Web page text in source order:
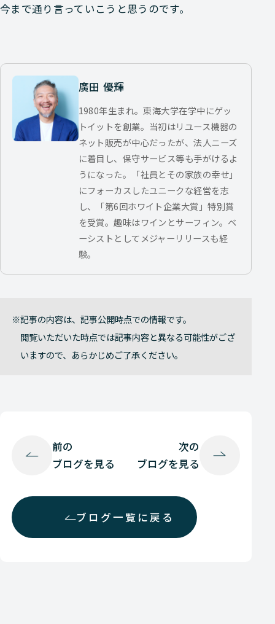
今まで通り言っていこうと思うのです。
廣田 優輝
1980年生まれ。東海大学在学中にゲッ
トイットを創業。当初はリユース機器の
ネット販売が中心だったが、法人ニーズ
に着目し、保守サービス等も手がけるよ
うになった。「社員とその家族の幸せ」
にフォーカスしたユニークな経営を志
し、「第6回ホワイト企業大賞」特別賞
を受賞。趣味はワインとサーフィン。ベ
ーシストとしてメジャーリリースも経
験。
記事の内容は、記事公開時点での情報です。
閲覧いただいた時点では記事内容と異なる可能性がござ
いますので、あらかじめご了承ください。
前の
ブログを見る
ブログ一覧に戻る
次の
ブログを見る